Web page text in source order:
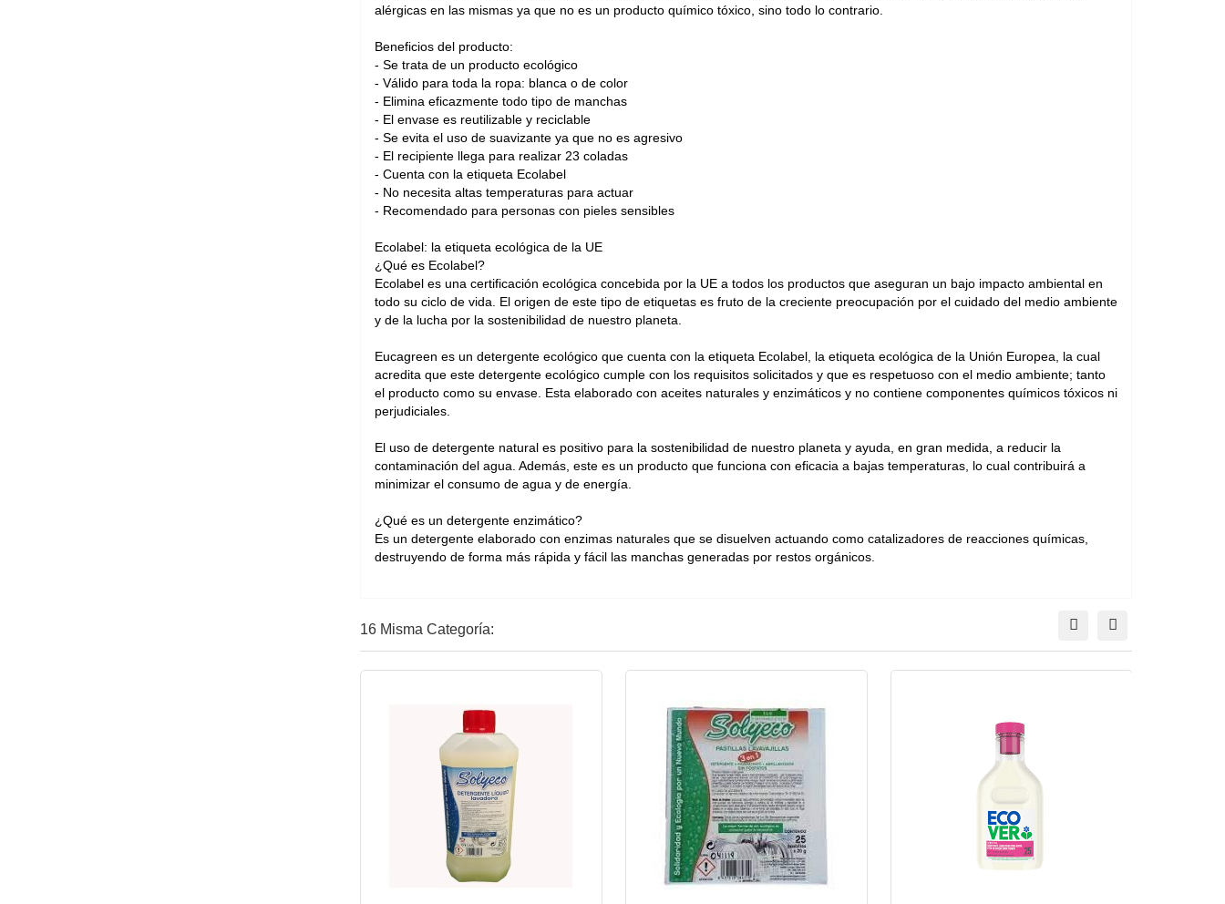
alérgicas en las mismas ya que no es un producto químico tóxico, sino todo lo contrario.
Beneficios del producto:
- Se trata de un producto ecológico
- Válido para toda la ropa: blanca o de color
- Elimina eficazmente todo tipo de manchas
- El envase es reutilizable y reciclable
- Se evita el uso de suavizante ya que no es agresivo
- El recipiente llega para realizar 23 coladas
- Cuenta con la etiqueta Ecolabel
- No necesita altas temperaturas para actuar
- Recomendado para personas con pieles sensibles
Ecolabel: la etiqueta ecológica de la UE
¿Qué es Ecolabel?
Ecolabel es una certificación ecológica concebida por la UE a todos los productos que aseguran un bajo impacto ambiental en
todo su ciclo de vida. El origen de este tipo de etiquetas es fruto de la creciente preocupación por el cuidado del medio ambiente
y de la lucha por la sostenibilidad de nuestro planeta.
Eucagreen es un detergente ecológico que cuenta con la etiqueta Ecolabel, la etiqueta ecológica de la Unión Europea, la cual
acredita que este detergente ecológico cumple con los requisitos solicitados y que es respetuoso con el medio ambiente; tanto
el producto como su envase. Esta elaborado con aceites naturales y enzimáticos y no contiene componentes químicos tóxicos ni
perjudiciales.
El uso de detergente natural es positivo para la sostenibilidad de nuestro planeta y ayuda, en gran medida, a reducir la
contaminación del agua. Además, este es un producto que funciona con eficacia a bajas temperaturas, lo cual contribuirá a
minimizar el consumo de agua y de energía.
¿Qué es un detergente enzimático?
Es un detergente elaborado con enzimas naturales que se disuelven actuando como catalizadores de reacciones químicas,
destruyendo de forma más rápida y fácil las manchas generadas por restos orgánicos.
16 Misma Categoría: